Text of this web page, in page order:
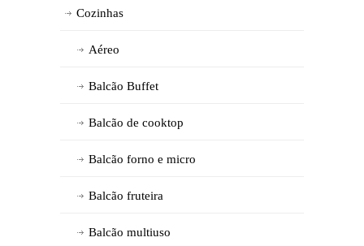
Cozinhas
Aéreo
Balcão Buffet
Balcão de cooktop
Balcão forno e micro
Balcão fruteira
Balcão multiuso